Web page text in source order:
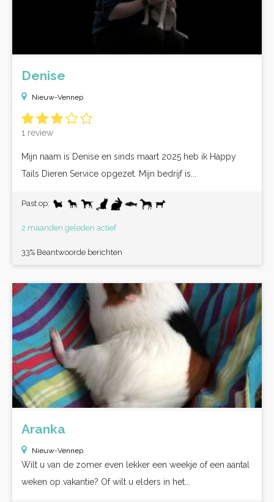
Denise
Nieuw-Vennep
1 review
Mijn naam is Denise en sinds maart 2025 heb ik Happy
Tails Dieren Service opgezet. Mijn bedrijf is...
Past op:
2 maanden geleden actief
33% Beantwoorde berichten
Aranka
Nieuw-Vennep
Wilt u van de zomer even lekker een weekje of een aantal
weken op vakantie? Of wilt u elders in het...